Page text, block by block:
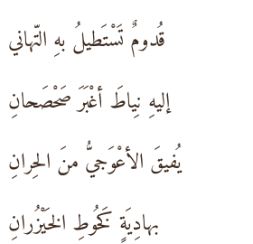
قُدومٌ تَسْتَطيلُ بهِ التّهاني
إليهِ نِياطَ أغْبَرَ صَحْصَحانِ
يُفيقَ الأعْوَجيُّ منَ الحِرانِ
بهادِيَةٍ كَخُوطِ الخَيْزُرانِ